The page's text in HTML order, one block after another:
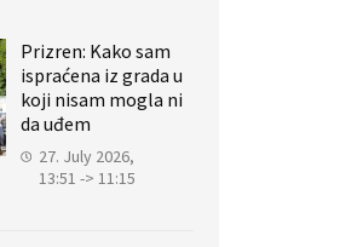
Prizren: Kako sam
ispraćena iz grada u
koji nisam mogla ni
da uđem
27. July 2026,
13:51 -> 11:15